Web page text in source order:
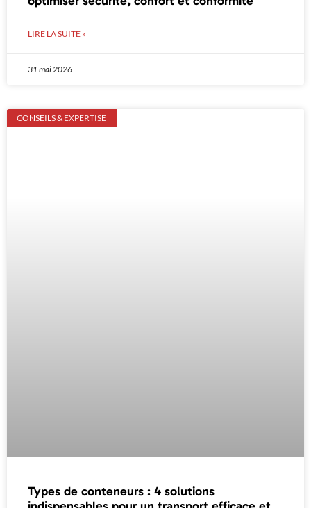
LIRE LA SUITE »
31 mai 2026
CONSEILS & EXPERTISE
Types de conteneurs : 4 solutions